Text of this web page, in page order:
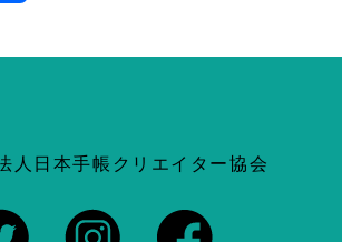
人日本手帳クリエイター協会